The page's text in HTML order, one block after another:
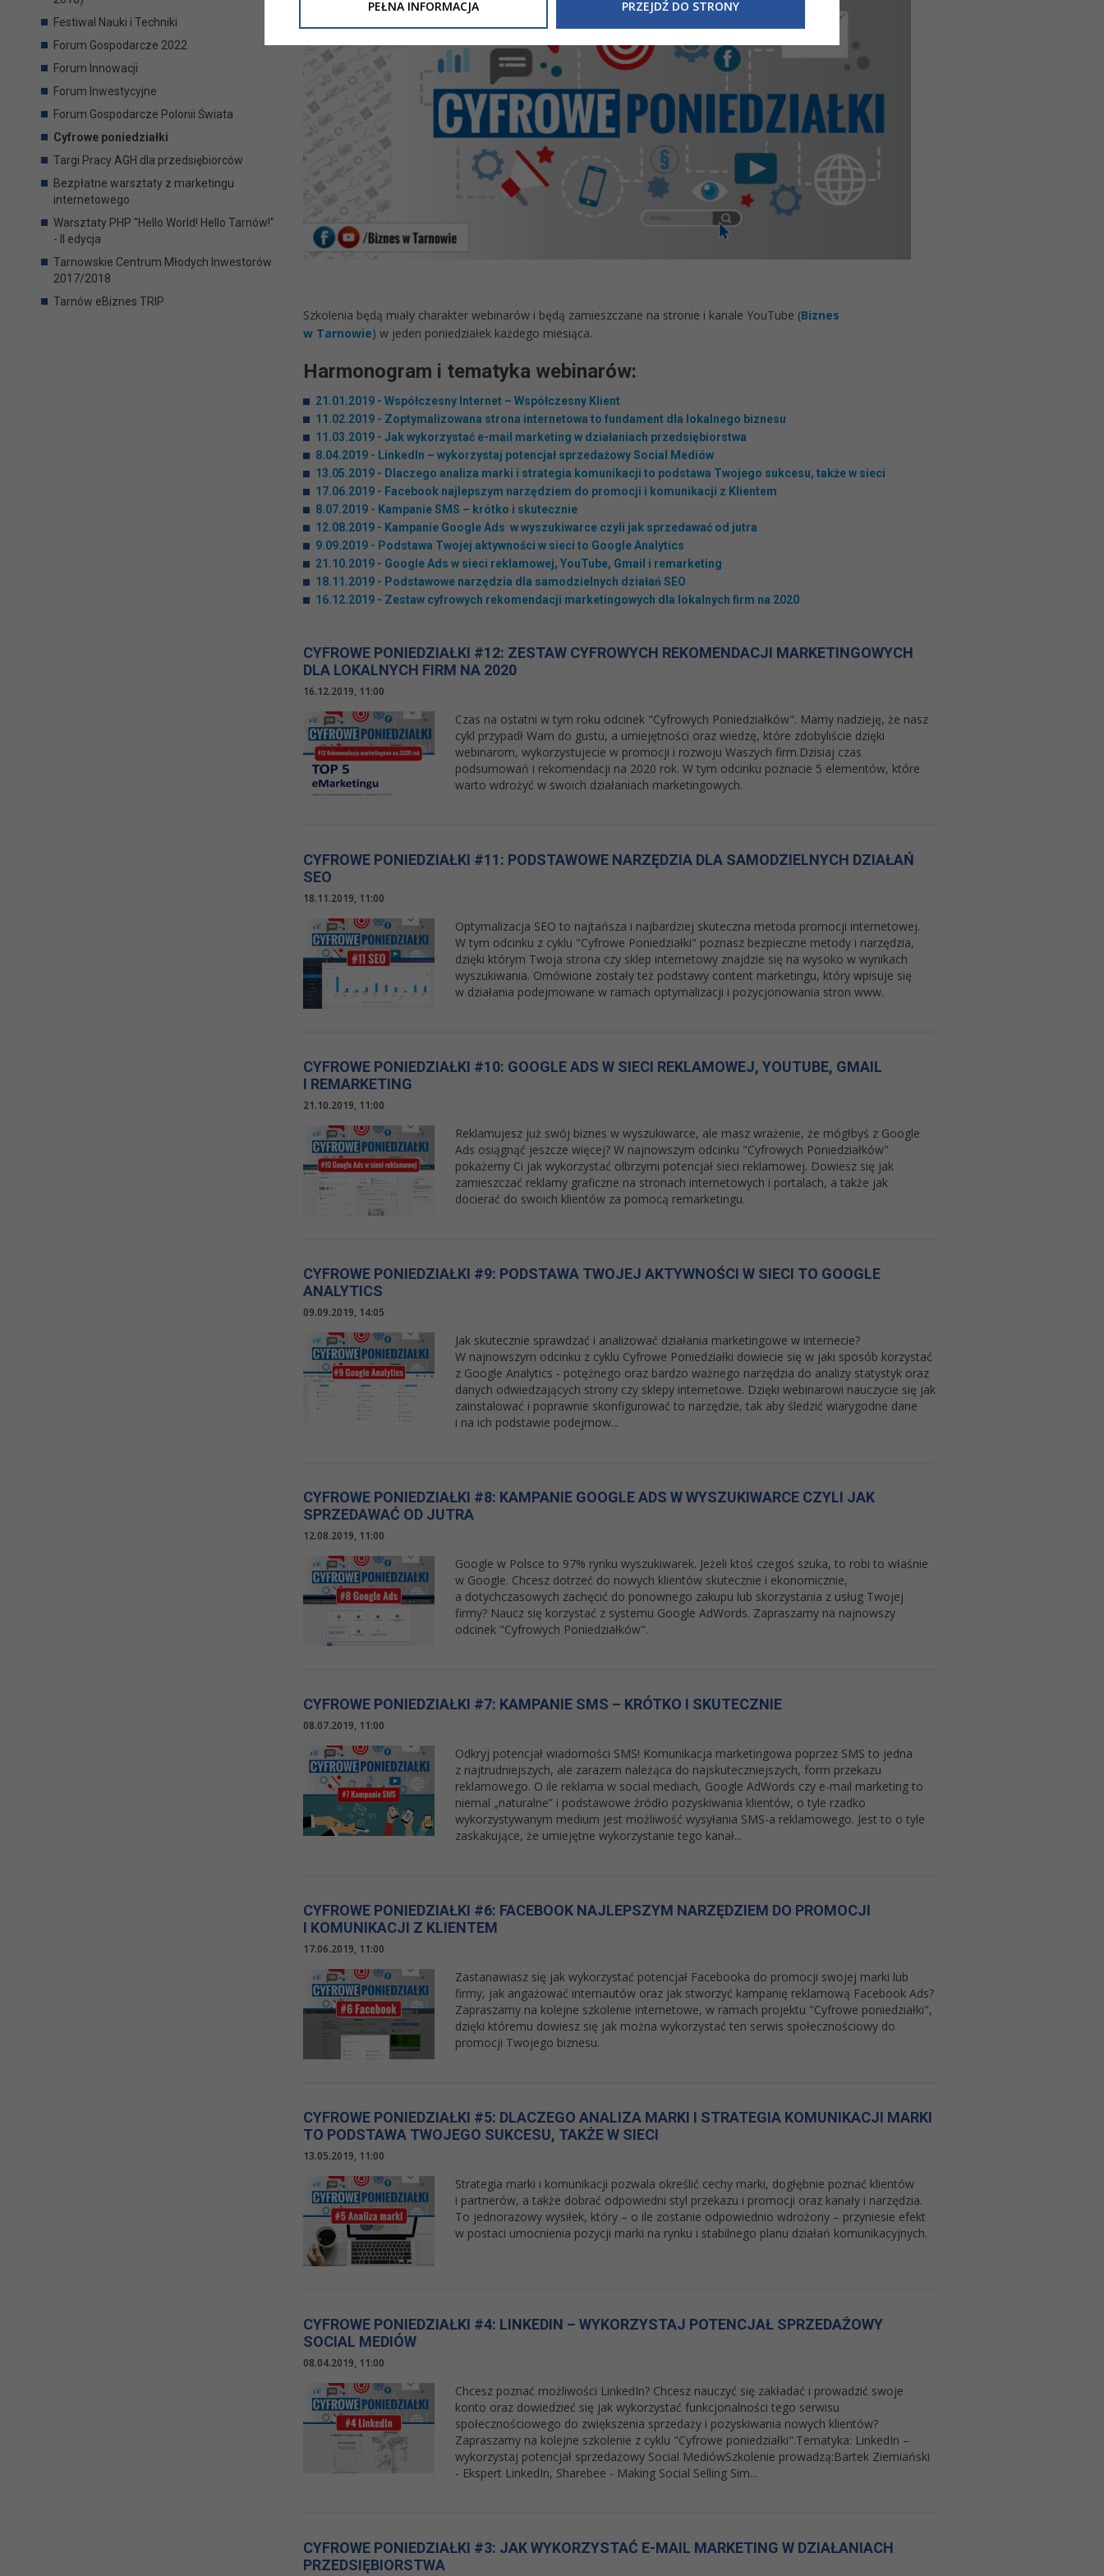
Festiwal Nauki i Techniki
Forum Gospodarcze 2022
Forum Innowacji
Forum Inwestycyjne
Forum Gospodarcze Polonii Świata
Cyfrowe poniedziałki
Targi Pracy AGH dla przedsiębiorców
Bezpłatne warsztaty z marketingu
internetowego
Warsztaty PHP "Hello World! Hello Tarnów!"
- II edycja
Tarnowskie Centrum Młodych Inwestorów
2017/2018
Tarnów eBiznes TRIP
Szkolenia będą miały charakter webinarów i będą zamieszczane na stronie i kanale YouTube (Biznes
w Tarnowie) w jeden poniedziałek każdego miesiąca.
Harmonogram i tematyka webinarów:
21.01.2019 - Współczesny Internet – Współczesny Klient
11.02.2019 - Zoptymalizowana strona internetowa to fundament dla lokalnego biznesu
11.03.2019 - Jak wykorzystać e-mail marketing w działaniach przedsiębiorstwa
8.04.2019 - LinkedIn – wykorzystaj potencjał sprzedażowy Social Mediów
13.05.2019 - Dlaczego analiza marki i strategia komunikacji to podstawa Twojego sukcesu, także w sieci
17.06.2019 - Facebook najlepszym narzędziem do promocji i komunikacji z Klientem
8.07.2019 - Kampanie SMS – krótko i skutecznie
12.08.2019 - Kampanie Google Ads w wyszukiwarce czyli jak sprzedawać od jutra
9.09.2019 - Podstawa Twojej aktywności w sieci to Google Analytics
21.10.2019 - Google Ads w sieci reklamowej, YouTube, Gmail i remarketing
18.11.2019 - Podstawowe narzędzia dla samodzielnych działań SEO
16.12.2019 - Zestaw cyfrowych rekomendacji marketingowych dla lokalnych firm na 2020
CYFROWE PONIEDZIAŁKI #12: ZESTAW CYFROWYCH REKOMENDACJI MARKETINGOWYCH
DLA LOKALNYCH FIRM NA 2020
16.12.2019, 11:00
Czas na ostatni w tym roku odcinek "Cyfrowych Poniedziałków". Mamy nadzieję, że nasz
cykl przypadł Wam do gustu, a umiejętności oraz wiedzę, które zdobyliście dzięki
webinarom, wykorzystujecie w promocji i rozwoju Waszych firm.Dzisiaj czas
podsumowań i rekomendacji na 2020 rok. W tym odcinku poznacie 5 elementów, które
warto wdrożyć w swoich działaniach marketingowych.
CYFROWE PONIEDZIAŁKI #11: PODSTAWOWE NARZĘDZIA DLA SAMODZIELNYCH DZIAŁAŃ
SEO
18.11.2019, 11:00
Optymalizacja SEO to najtańsza i najbardziej skuteczna metoda promocji internetowej.
W tym odcinku z cyklu "Cyfrowe Poniedziałki" poznasz bezpieczne metody i narzędzia,
dzięki którym Twoja strona czy sklep internetowy znajdzie się na wysoko w wynikach
wyszukiwania. Omówione zostały też podstawy content marketingu, który wpisuje się
w działania podejmowane w ramach optymalizacji i pozycjonowania stron www.
CYFROWE PONIEDZIAŁKI #10: GOOGLE ADS W SIECI REKLAMOWEJ, YOUTUBE, GMAIL
I REMARKETING
21.10.2019, 11:00
Reklamujesz już swój biznes w wyszukiwarce, ale masz wrażenie, że mógłbyś z Google
Ads osiągnąć jeszcze więcej? W najnowszym odcinku "Cyfrowych Poniedziałków"
pokażemy Ci jak wykorzystać olbrzymi potencjał sieci reklamowej. Dowiesz się jak
zamieszczać reklamy graficzne na stronach internetowych i portalach, a także jak
docierać do swoich klientów za pomocą remarketingu.
CYFROWE PONIEDZIAŁKI #9: PODSTAWA TWOJEJ AKTYWNOŚCI W SIECI TO GOOGLE
ANALYTICS
09.09.2019, 14:05
Jak skutecznie sprawdzać i analizować działania marketingowe w internecie?
W najnowszym odcinku z cyklu Cyfrowe Poniedziałki dowiecie się w jaki sposób korzystać
z Google Analytics - potężnego oraz bardzo ważnego narzędzia do analizy statystyk oraz
danych odwiedzających strony czy sklepy internetowe. Dzięki webinarowi nauczycie się jak
zainstalować i poprawnie skonfigurować to narzędzie, tak aby śledzić wiarygodne dane
i na ich podstawie podejmow...
CYFROWE PONIEDZIAŁKI #8: KAMPANIE GOOGLE ADS W WYSZUKIWARCE CZYLI JAK
SPRZEDAWAĆ OD JUTRA
12.08.2019, 11:00
Google w Polsce to 97% rynku wyszukiwarek. Jeżeli ktoś czegoś szuka, to robi to właśnie
w Google. Chcesz dotrzeć do nowych klientów skutecznie i ekonomicznie,
a dotychczasowych zachęcić do ponownego zakupu lub skorzystania z usług Twojej
firmy? Naucz się korzystać z systemu Google AdWords. Zapraszamy na najnowszy
odcinek "Cyfrowych Poniedziałków".
CYFROWE PONIEDZIAŁKI #7: KAMPANIE SMS – KRÓTKO I SKUTECZNIE
08.07.2019, 11:00
Odkryj potencjał wiadomości SMS! Komunikacja marketingowa poprzez SMS to jedna
z najtrudniejszych, ale zarazem należąca do najskuteczniejszych, form przekazu
reklamowego. O ile reklama w social mediach, Google AdWords czy e-mail marketing to
niemal „naturalne” i podstawowe źródło pozyskiwania klientów, o tyle rzadko
wykorzystywanym medium jest możliwość wysyłania SMS-a reklamowego. Jest to o tyle
zaskakujące, że umiejętne wykorzystanie tego kanał...
CYFROWE PONIEDZIAŁKI #6: FACEBOOK NAJLEPSZYM NARZĘDZIEM DO PROMOCJI
I KOMUNIKACJI Z KLIENTEM
17.06.2019, 11:00
Zastanawiasz się jak wykorzystać potencjał Facebooka do promocji swojej marki lub
firmy, jak angażować internautów oraz jak stworzyć kampanię reklamową Facebook Ads?
Zapraszamy na kolejne szkolenie internetowe, w ramach projektu "Cyfrowe poniedziałki",
dzięki któremu dowiesz się jak można wykorzystać ten serwis społecznościowy do
promocji Twojego biznesu.
CYFROWE PONIEDZIAŁKI #5: DLACZEGO ANALIZA MARKI I STRATEGIA KOMUNIKACJI MARKI
TO PODSTAWA TWOJEGO SUKCESU, TAKŻE W SIECI
13.05.2019, 11:00
Strategia marki i komunikacji pozwala określić cechy marki, dogłębnie poznać klientów
i partnerów, a także dobrać odpowiedni styl przekazu i promocji oraz kanały i narzędzia.
To jednorazowy wysiłek, który – o ile zostanie odpowiednio wdrożony – przyniesie efekt
w postaci umocnienia pozycji marki na rynku i stabilnego planu działań komunikacyjnych.
CYFROWE PONIEDZIAŁKI #4: LINKEDIN – WYKORZYSTAJ POTENCJAŁ SPRZEDAŻOWY
SOCIAL MEDIÓW
08.04.2019, 11:00
Chcesz poznać możliwości LinkedIn? Chcesz nauczyć się zakładać i prowadzić swoje
konto oraz dowiedzieć się jak wykorzystać funkcjonalności tego serwisu
społecznościowego do zwiększenia sprzedaży i pozyskiwania nowych klientów?
Zapraszamy na kolejne szkolenie z cyklu "Cyfrowe poniedziałki".Tematyka: LinkedIn –
wykorzystaj potencjał sprzedażowy Social MediówSzkolenie prowadzą:Bartek Ziemiański
- Ekspert LinkedIn, Sharebee - Making Social Selling Sim...
CYFROWE PONIEDZIAŁKI #3: JAK WYKORZYSTAĆ E-MAIL MARKETING W DZIAŁANIACH
PRZEDSIĘBIORSTWA
Niniejsza informacja nie wymaga od Państwa żadnych dodatkowych działań.
PEŁNA INFORMACJA PRZEJDŹ DO STRONY